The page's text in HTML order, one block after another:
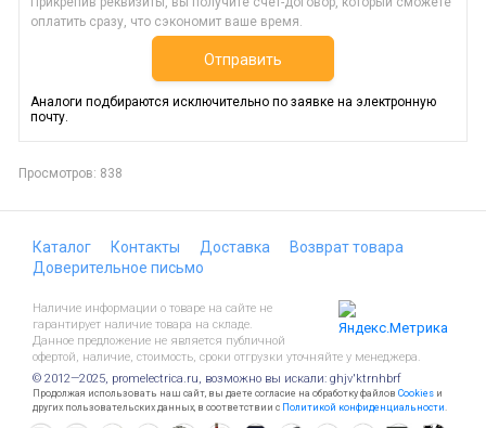
оплатить сразу, что сэкономит ваше время.
Отправить
Аналоги подбираются исключительно по заявке на электронную
почту.
Просмотров: 838
Каталог Контакты Доставка
Возврат товара
Доверительное письмо
Наличие информации о товаре на сайте не
гарантирует наличие товара на складе.
Данное предложение не является публичной
офертой, наличие, стоимость, сроки отгрузки уточняйте у менеджера.
© 2012—2025, promelectrica.ru, возможно вы искали: ghjv'ktrnhbrf
Продолжая использовать наш сайт, вы даете согласие на обработку файлов Cookies и
других пользовательских данных, в соответствии с Политикой конфиденциальности.